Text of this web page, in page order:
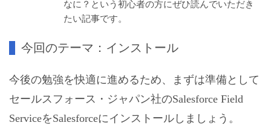
なに？という初心者の方にぜひ読んでいただき
たい記事です。
今回のテーマ：インストール
今後の勉強を快適に進めるため、まずは準備として
セールスフォース・ジャパン社のSalesforce Field
ServiceをSalesforceにインストールしましょう。